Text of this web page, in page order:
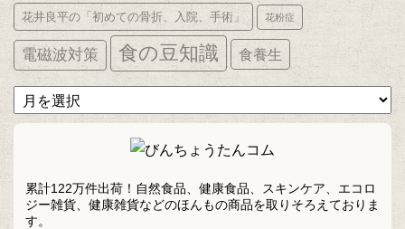
花井良平の「初めての骨折、入院、手術」 花粉症
電磁波対策 食の豆知識 食養生
ア
ー
カ
累計122万件出荷！自然食品、健康食品、スキンケア、エコロ
ジー雑貨、健康雑貨などのほんもの商品を取りそろえておりま
す。